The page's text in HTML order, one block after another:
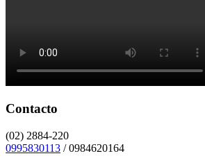
Contacto
(02) 2884-220
0995830113 / 0984620164